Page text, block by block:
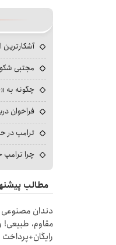
آشکارترین
مجتبی
چگونه به
فراخوان
ترامپ در
چرا ترامپ
مطالب
دندان
مقاوم، طبیعی!